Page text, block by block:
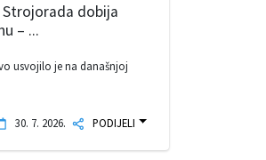
dobija
– ...
usvojilo je na današnjoj
30. 7. 2026. PODIJELI